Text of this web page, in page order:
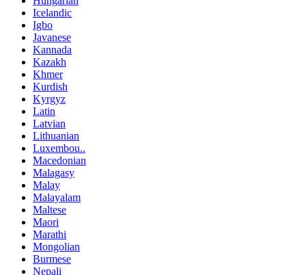
Icelandic
Igbo
Javanese
Kannada
Kazakh
Khmer
Kurdish
Kyrgyz
Latin
Latvian
Lithuanian
Luxembou..
Macedonian
Malagasy
Malay
Malayalam
Maltese
Maori
Marathi
Mongolian
Burmese
Nepali